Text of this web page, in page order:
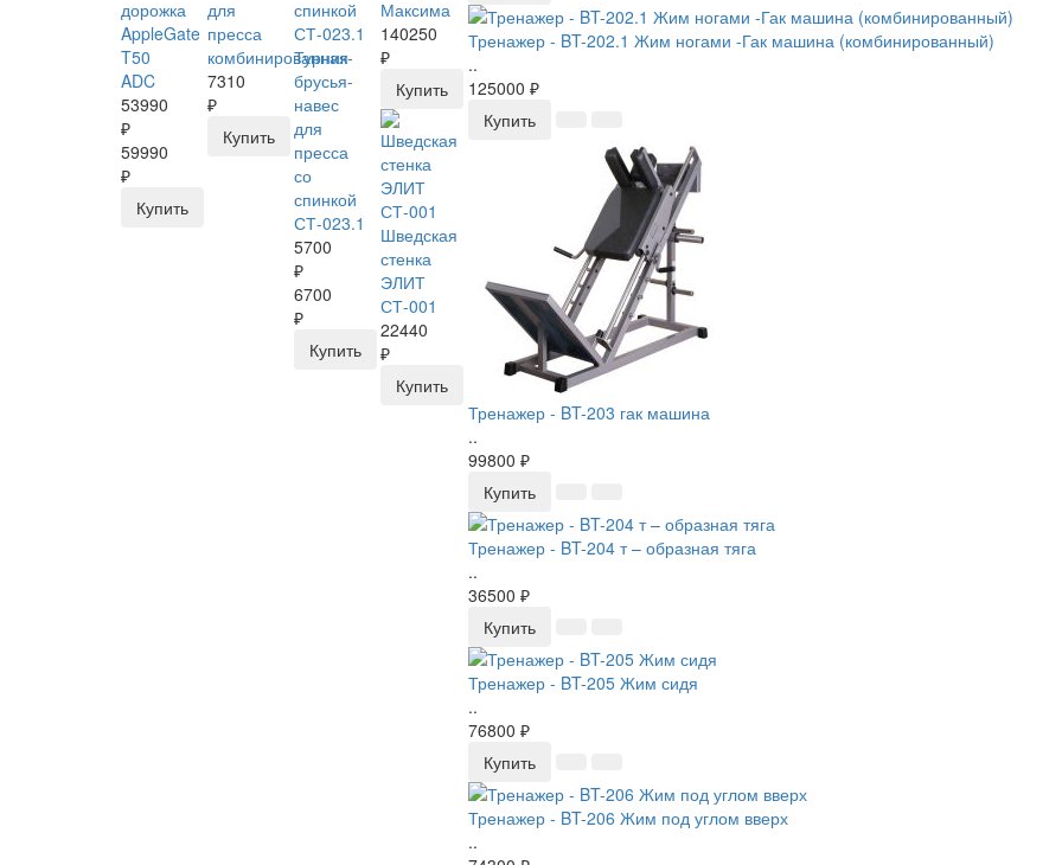
дорожка
AppleGate
T50
ADC
53990
₽
59990
₽
Купить
для
пресса
комбинированная
7310
₽
Купить
Турник-
брусья-
навес
для
пресса
со
спинкой
СТ-023.1
5700
₽
6700
₽
Купить
Максима
140250
₽
Купить
Шведская
стенка
ЭЛИТ
СТ-001
22440
₽
Купить
Тренажер - BT-202.1 Жим ногами -Гак машина (комбинированный)
..
125000 ₽
Купить
Тренажер - BT-203 гак машина
..
99800 ₽
Купить
Тренажер - BT-204 т – образная тяга
..
36500 ₽
Купить
Тренажер - BT-205 Жим сидя
..
76800 ₽
Купить
Тренажер - BT-206 Жим под углом вверх
..